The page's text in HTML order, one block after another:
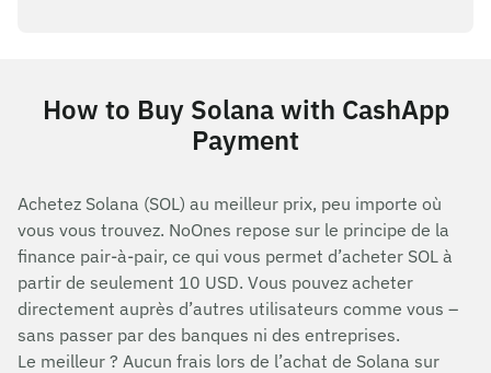
How to Buy Solana with CashApp
Payment
Achetez Solana (SOL) au meilleur prix, peu importe où
vous vous trouvez. NoOnes repose sur le principe de la
finance pair-à-pair, ce qui vous permet d’acheter SOL à
partir de seulement 10 USD. Vous pouvez acheter
directement auprès d’autres utilisateurs comme vous –
sans passer par des banques ni des entreprises.
Le meilleur ? Aucun frais lors de l’achat de Solana sur